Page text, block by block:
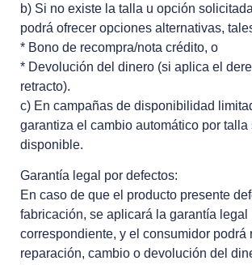
b) Si no existe la talla u opción
podrá ofrecer opciones alternativas,
* Bono de recompra/nota crédito, o
* Devolución del dinero (si aplica el
retracto).
c) En campañas de disponibilidad
garantiza el cambio automático por talla
disponible.
Garantía legal por defectos:
En caso de que el producto presente
fabricación, se aplicará la garantía legal
correspondiente, y el consumidor podrá
reparación, cambio o devolución del